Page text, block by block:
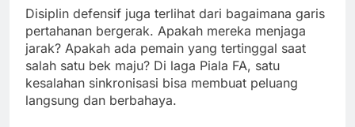
Disiplin defensif juga terlihat dari bagaimana garis
pertahanan bergerak. Apakah mereka menjaga
jarak? Apakah ada pemain yang tertinggal saat
salah satu bek maju? Di laga Piala FA, satu
kesalahan sinkronisasi bisa membuat peluang
langsung dan berbahaya.